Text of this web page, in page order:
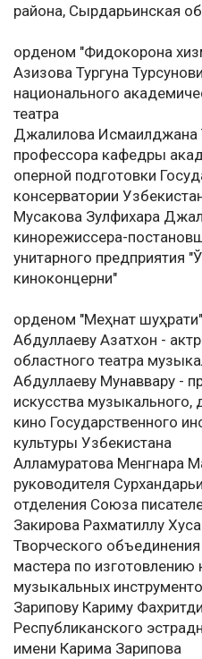
района, Сырдарьинская
орденом "Фидокорона
Азизова Тургуна
национального
театра
Джалилова Исмаилджана
профессора кафедры
оперной подготовки
консерватории
Мусакова Зулфихара
кинорежиссера-
унитарного предприятия
киноконцерни"
орденом "Меҳнат шуҳрати"
Абдуллаеву Азатхон -
областного театра
Абдуллаеву Мунаввару -
искусства музыкального,
кино Государственного
культуры Узбекистана
Алламуратова Менгнара
руководителя
отделения Союза
Закирова Рахматиллу
Творческого
мастера по изготовлению
музыкальных
Зарипову Кариму
Республиканского
имени Карима Зарипова